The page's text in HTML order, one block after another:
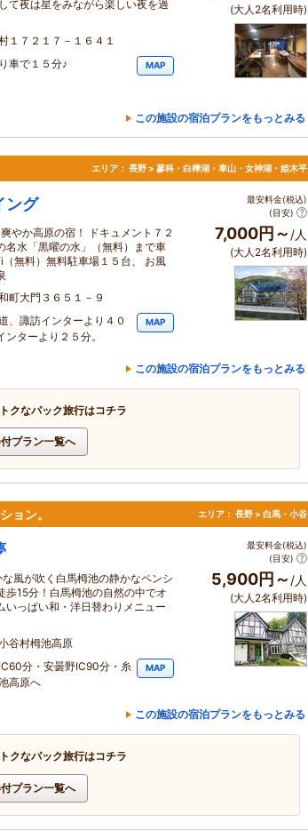
て夜は星をみながら楽しい夜を過
１７２１７－１６４１
車で１５分♪ MAP
(大人2名利用時)
この施設の宿泊プランをもっとみる
エリア： 長野 > 蓼科・白樺湖・車山・女神湖・姫木平
ング
やか高原の宿！ ドキュメント７２
名水「黒曜の水」（無料）まで車
無料）無料駐車場１５台、 お風
町大門３６５１－９
、諏訪インターより４０
ターより２５分。
MAP
最安料金(税込)
(目安)
7,000円～ /人
(大人2名利用時)
この施設の宿泊プランをもっとみる
クなパック旅行はコチラ
プラン一覧へ
ョン。 エリア： 長野 > 白馬・小谷
風が吹く白馬栂池の静かなペンシ
歩15分！白馬栂池の自然の中でオ
いっぱい和・洋日替わりメニュー
谷村栂池高原
分・安曇野IC90分・糸
高原へ
MAP
最安料金(税込)
(目安)
5,900円～/人
(大人2名利用時)
この施設の宿泊プランをもっとみる
クなパック旅行はコチラ
プラン一覧へ